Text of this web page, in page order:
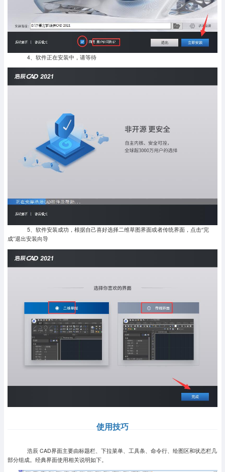
4、软件正在安装中，请等待
5、软件安装成功，根据自己喜好选择二维草图界面或者传统界面，点击“完
成”退出安装向导
使用技巧
浩辰 CAD界面主要由标题栏、下拉菜单、工具条、命令行、绘图区和状态栏几
部分组成。经典界面使用相关说明如下。